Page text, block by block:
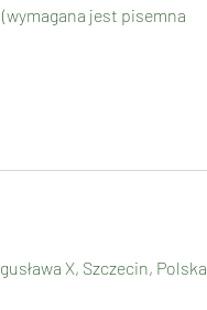
jest pisemna
X, Szczecin, Polska